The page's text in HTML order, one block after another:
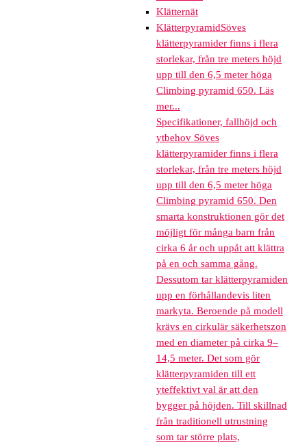
Klätternät
KlätterpyramidSöves
klätterpyramider finns i flera
storlekar, från tre meters höjd
upp till den 6,5 meter höga
Climbing pyramid 650. Läs
mer...
Specifikationer, fallhöjd och
ytbehov Söves
klätterpyramider finns i flera
storlekar, från tre meters höjd
upp till den 6,5 meter höga
Climbing pyramid 650. Den
smarta konstruktionen gör det
möjligt för många barn från
cirka 6 år och uppåt att klättra
på en och samma gång.
Dessutom tar klätterpyramiden
upp en förhållandevis liten
markyta. Beroende på modell
krävs en cirkulär säkerhetszon
med en diameter på cirka 9–
14,5 meter. Det som gör
klätterpyramiden till ett
yteffektivt val är att den
bygger på höjden. Till skillnad
från traditionell utrustning
som tar större plats,